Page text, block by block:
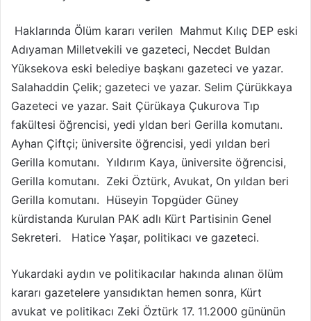
Haklarında Ölüm kararı verilen Mahmut Kılıç DEP eski
Adıyaman Milletvekili ve gazeteci, Necdet Buldan
Yüksekova eski belediye başkanı gazeteci ve yazar.
Salahaddin Çelik; gazeteci ve yazar. Selim Çürükkaya
Gazeteci ve yazar. Sait Çürükaya Çukurova Tıp
fakültesi öğrencisi, yedi yldan beri Gerilla komutanı.
Ayhan Çiftçi; üniversite öğrencisi, yedi yıldan beri
Gerilla komutanı. Yıldırım Kaya, üniversite öğrencisi,
Gerilla komutanı. Zeki Öztürk, Avukat, On yıldan beri
Gerilla komutanı. Hüseyin Topgüder Güney
kürdistanda Kurulan PAK adlı Kürt Partisinin Genel
Sekreteri. Hatice Yaşar, politikacı ve gazeteci.
Yukardaki aydın ve politikacılar hakında alınan ölüm
kararı gazetelere yansıdıktan hemen sonra, Kürt
avukat ve politikacı Zeki Öztürk 17. 11.2000 gününün